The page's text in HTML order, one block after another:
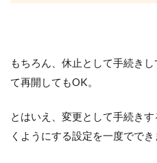
もちろん、休止として手続き
て再開してもOK。
とはいえ、変更として手続き
くようにする設定を一度ででき